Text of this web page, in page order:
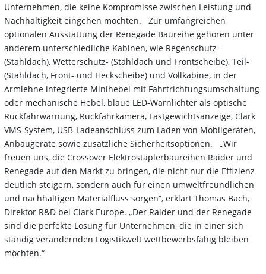
Unternehmen, die keine Kompromisse zwischen Leistung und
Nachhaltigkeit eingehen möchten. Zur umfangreichen
optionalen Ausstattung der Renegade Baureihe gehören unter
anderem unterschiedliche Kabinen, wie Regenschutz-
(Stahldach), Wetterschutz- (Stahldach und Frontscheibe), Teil-
(Stahldach, Front- und Heckscheibe) und Vollkabine, in der
Armlehne integrierte Minihebel mit Fahrtrichtungsumschaltung
oder mechanische Hebel, blaue LED-Warnlichter als optische
Rückfahrwarnung, Rückfahrkamera, Lastgewichtsanzeige, Clark
VMS-System, USB-Ladeanschluss zum Laden von Mobilgeräten,
Anbaugeräte sowie zusätzliche Sicherheitsoptionen. „Wir
freuen uns, die Crossover Elektrostaplerbaureihen Raider und
Renegade auf den Markt zu bringen, die nicht nur die Effizienz
deutlich steigern, sondern auch für einen umweltfreundlichen
und nachhaltigen Materialfluss sorgen“, erklärt Thomas Bach,
Direktor R&D bei Clark Europe. „Der Raider und der Renegade
sind die perfekte Lösung für Unternehmen, die in einer sich
ständig verändernden Logistikwelt wettbewerbsfähig bleiben
möchten.“